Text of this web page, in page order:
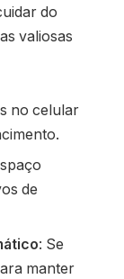
do
valiosas
no celular
de
: Se
manter